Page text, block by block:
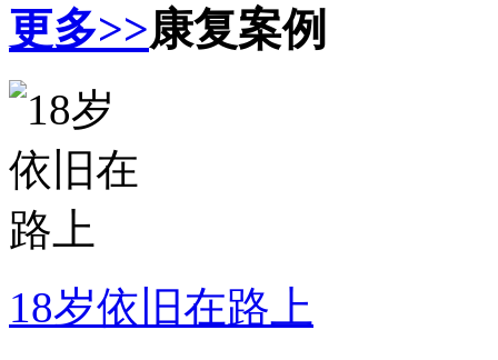
更多>>康复案例
18岁依旧在路上